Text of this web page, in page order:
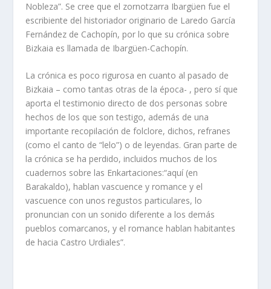
Nobleza”. Se cree que el zornotzarra Ibargüen fue el
escribiente del historiador originario de Laredo García
Fernández de Cachopín, por lo que su crónica sobre
Bizkaia es llamada de Ibargüen-Cachopín.
La crónica es poco rigurosa en cuanto al pasado de
Bizkaia – como tantas otras de la época- , pero sí que
aporta el testimonio directo de dos personas sobre
hechos de los que son testigo, además de una
importante recopilación de folclore, dichos, refranes
(como el canto de “lelo”) o de leyendas. Gran parte de
la crónica se ha perdido, incluidos muchos de los
cuadernos sobre las Enkartaciones:“aquí (en
Barakaldo), hablan vascuence y romance y el
vascuence con unos regustos particulares, lo
pronuncian con un sonido diferente a los demás
pueblos comarcanos, y el romance hablan habitantes
de hacia Castro Urdiales”.